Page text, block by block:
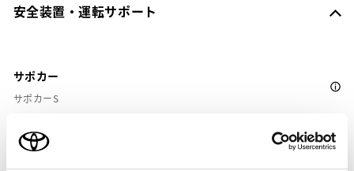
安全装置・運転サポート
サポカー
サポカーS
衝突被害軽減ブレーキ